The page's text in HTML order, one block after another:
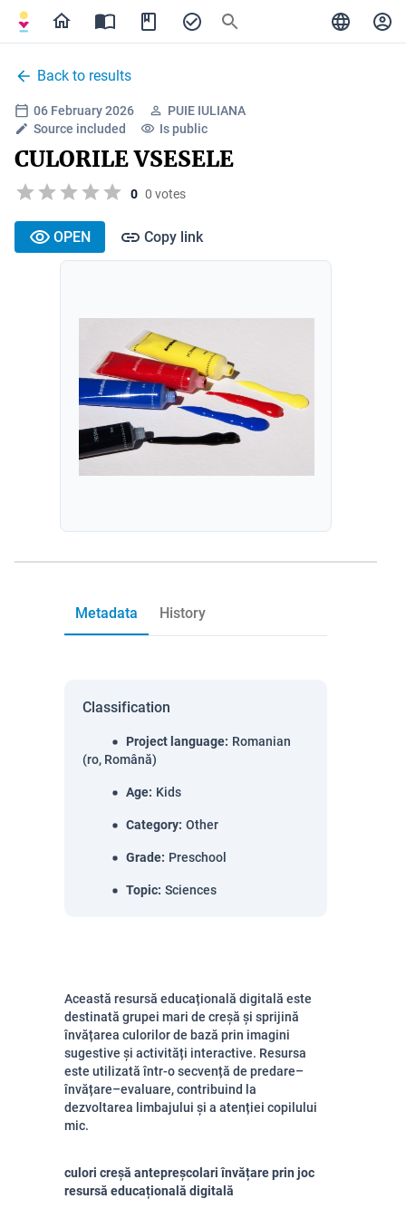
Back to results
06 February 2026
PUIE IULIANA
Source included
Is public
CULORILE VSESELE
0 0 votes
OPEN Copy link
Metadata History
Classification
Project language: Romanian
(ro, Română)
Age: Kids
Category: Other
Grade: Preschool
Topic: Sciences
Această resursă educațională digitală este
destinată grupei mari de creșă și sprijină
învățarea culorilor de bază prin imagini
sugestive și activități interactive. Resursa
este utilizată într-o secvență de predare–
învățare–evaluare, contribuind la
dezvoltarea limbajului și a atenției copilului
mic.
culori creșă antepreșcolari învățare prin joc
resursă educațională digitală